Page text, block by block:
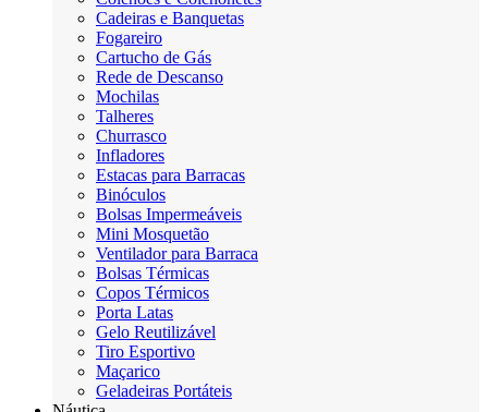
Cadeiras e Banquetas
Fogareiro
Cartucho de Gás
Rede de Descanso
Mochilas
Talheres
Churrasco
Infladores
Estacas para Barracas
Binóculos
Bolsas Impermeáveis
Mini Mosquetão
Ventilador para Barraca
Bolsas Térmicas
Copos Térmicos
Porta Latas
Gelo Reutilizável
Tiro Esportivo
Maçarico
Geladeiras Portáteis